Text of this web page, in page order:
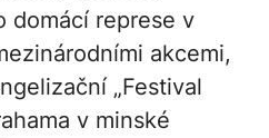
domácí represe v
akcemi,
„Festival
v minské